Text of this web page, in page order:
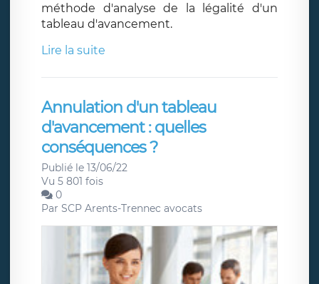
méthode d'analyse de la légalité d'un
tableau d'avancement.
Lire la suite
Annulation d'un tableau
d'avancement : quelles
conséquences ?
Publié le 13/06/22
Vu 5 801 fois
0
Par SCP Arents-Trennec avocats